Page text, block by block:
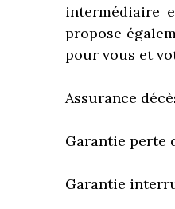
intermédiaire
propose
pour vous et
Assurance
Garantie perte
Garantie